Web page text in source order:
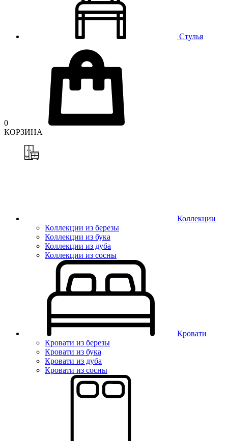
Стулья
0
КОРЗИНА
Коллекции
Коллекции из березы
Коллекции из бука
Коллекции из дуба
Коллекции из сосны
Кровати
Кровати из березы
Кровати из бука
Кровати из дуба
Кровати из сосны